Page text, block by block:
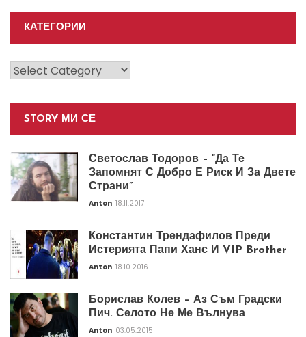
КАТЕГОРИИ
Категории
STORY МИ СЕ
Светослав Тодоров – “Да Те
Запомнят С Добро Е Риск И За Двете
Страни”
Anton 18.11.2017
Константин Трендафилов Преди
Истерията Папи Ханс И VIP Brother
Anton 18.10.2016
Борислав Колев – Аз Съм Градски
Пич. Селото Не Ме Вълнува
Anton 03.05.2015